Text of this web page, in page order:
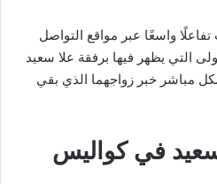
واسعًا عبر مواقع التواصل
التي يظهر فيها برفقة علا سعيد
مباشر خبر زواجهما الذي بقي
في كواليس